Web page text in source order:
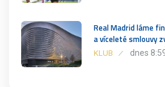
Real Madrid láme
a víceleté smlouvy
KLUB dnes